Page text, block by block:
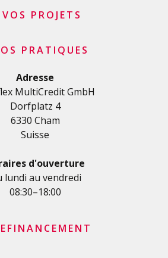
VOS PROJETS
personnel en Suisse
Crédit rénovation
Crédit véhicule
de formation
Crédit médical
pour les indépendants
Crédit PME
Carte de crédit
PRATIQUES
Adresse
MultiCredit GmbH
Dorfplatz 4
6330 Cham
Suisse
d'ouverture
lundi au vendredi
08:30–18:00